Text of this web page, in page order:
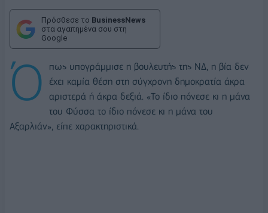
Πρόσθεσε το BusinessNews
στα αγαπημένα σου στη
Google
Ό
πως υπογράμμισε η βουλευτής της ΝΔ, η βία δεν
έχει καμία θέση στη σύγχρονη δημοκρατία άκρα
αριστερά ή άκρα δεξιά. «Το ίδιο πόνεσε κι η μάνα
του Φύσσα το ίδιο πόνεσε κι η μάνα του
Αξαρλιάν», είπε χαρακτηριστικά.